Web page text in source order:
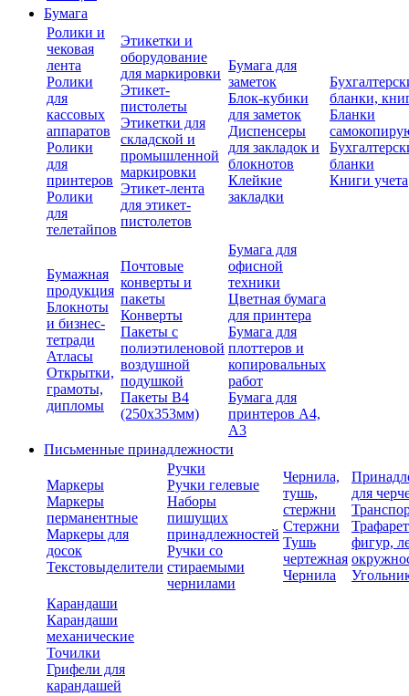
Бумага
Ролики и
чековая
лента
Ролики
для
кассовых
аппаратов
Ролики
для
принтеров
Ролики
для
телетайпов
Этикетки и
оборудование
для маркировки
Этикет-
пистолеты
Этикетки для
складской и
промышленной
маркировки
Этикет-лента
для этикет-
пистолетов
Бумага для
заметок
Блок-кубики
для заметок
Диспенсеры
для закладок и
блокнотов
Клейкие
закладки
бланки,
Бланки
бланки
Книги учета
Бумажная
продукция
Блокноты
и бизнес-
тетради
Атласы
Открытки,
грамоты,
дипломы
Почтовые
конверты и
пакеты
Конверты
Пакеты с
полиэтиленовой
воздушной
подушкой
Пакеты В4
(250х353мм)
Бумага для
офисной
техники
Цветная бумага
для принтера
Бумага для
плоттеров и
копировальных
работ
Бумага для
принтеров А4,
А3
Письменные принадлежности
Маркеры
Маркеры
перманентные
Маркеры для
досок
Текстовыделители
Ручки
Ручки гелевые
Наборы
пишущих
принадлежностей
Ручки со
стираемыми
чернилами
Чернила,
тушь,
стержни
Стержни
Тушь
чертежная
Чернила
для
фигур,
Карандаши
Карандаши
механические
Точилки
Грифели для
карандашей